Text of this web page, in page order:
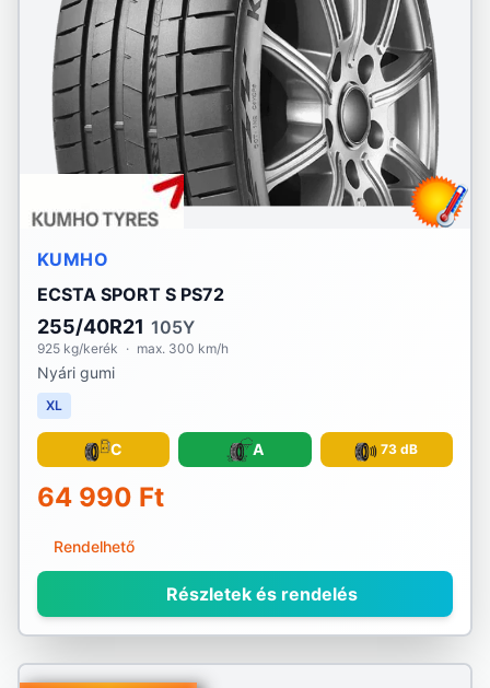
KUMHO
ECSTA SPORT S PS72
255/40R21 105Y
925 kg/kerék · max. 300 km/h
Nyári gumi
XL
C A 73 dB
64 990 Ft
Rendelhető
Részletek és rendelés